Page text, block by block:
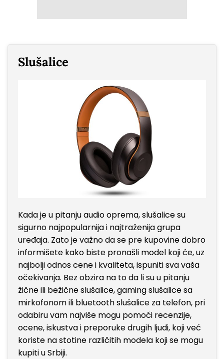
Slušalice
Kada je u pitanju audio oprema, slušalice su
sigurno najpopularnija i najtraženija grupa
uređaja. Zato je važno da se pre kupovine dobro
informišete kako biste pronašli model koji će, uz
najbolji odnos cene i kvaliteta, ispuniti sva vaša
očekivanja. Bez obzira na to da li su u pitanju
žične ili bežične slušalice, gaming slušalice sa
mirkofonom ili bluetooth slušalice za telefon, pri
odabiru vam najviše mogu pomoći recenzije,
ocene, iskustva i preporuke drugih ljudi, koji već
koriste na stotine različitih modela koji se mogu
kupiti u Srbiji.